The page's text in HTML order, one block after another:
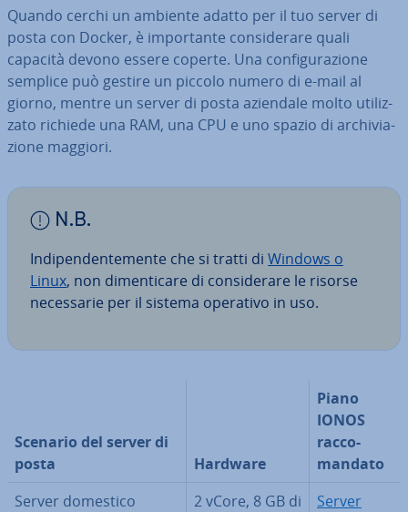
Quando cerchi un ambiente adatto per il tuo server di
posta con Docker, è im­por­tan­te con­si­de­ra­re quali
capacità devono essere coperte. Una con­fi­gu­ra­zio­ne
semplice può gestire un piccolo numero di e-mail al
giorno, mentre un server di posta aziendale molto uti­liz­
za­to richiede una RAM, una CPU e uno spazio di ar­chi­via­
zio­ne maggiori.
N.B.
In­di­pen­den­te­men­te che si tratti di Windows o
Linux, non di­men­ti­ca­re di con­si­de­ra­re le risorse
ne­ces­sa­rie per il sistema operativo in uso.
Scenario del server di
posta
Hardware
Piano
IONOS
rac­co­
man­da­to
Server domestico
2 vCore, 8 GB di
Server